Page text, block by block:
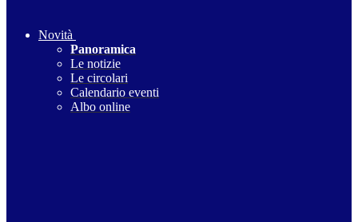
Novità
Panoramica
Le notizie
Le circolari
Calendario eventi
Albo online